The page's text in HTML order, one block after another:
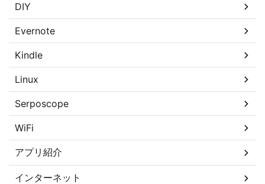
DIY
Evernote
Kindle
Linux
Serposcope
WiFi
アプリ紹介
インターネット